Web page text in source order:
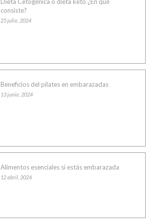
consiste?
25 julio, 2024
Beneficios del pilates en embarazadas
13 junio, 2024
Alimentos esenciales si estás embarazada
12 abril, 2024